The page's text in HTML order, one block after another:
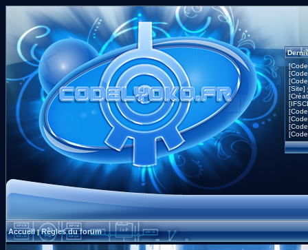
[Site]
Accueil|Règles du forum